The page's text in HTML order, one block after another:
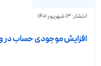
انتشار: 13 شهریور 1401
افزایش موجودی حساب در